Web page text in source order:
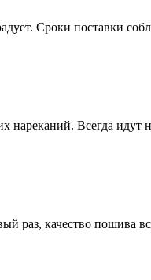
Сроки поставки
Всегда идут
раз, качество пошива